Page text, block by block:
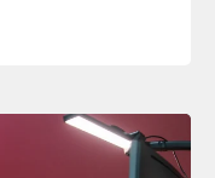
gedaan